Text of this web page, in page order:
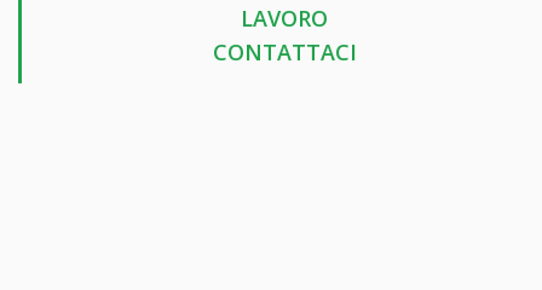
LAVORO
CONTATTACI